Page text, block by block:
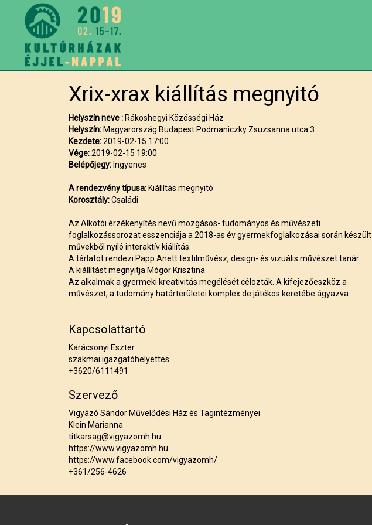
Xrix-xrax kiállítás megnyitó
Helyszín neve : Rákoshegyi Közösségi Ház
Helyszín: Magyarország Budapest Podmaniczky Zsuzsanna utca 3.
Kezdete:2019-02-15 17:00
Vége:2019-02-15 19:00
Belépőjegy: Ingyenes
A rendezvény típusa: Kiállítás megnyitó
Korosztály:Családi
Az Alkotói érzékenyítés nevű mozgásos- tudományos és művészeti
foglalkozássorozat esszenciája a 2018-as év gyermekfoglalkozásai során készült
művekből nyíló interaktív kiállítás.
A tárlatot rendezi Papp Anett textilművész, design- és vizuális művészet tanár
A kiállítást megnyitja Mógor Krisztina
Az alkalmak a gyermeki kreativitás megélését célozták. A kifejezőeszköz a
művészet, a tudomány határterületei komplex de játékos keretébe ágyazva.
Kapcsolattartó
Karácsonyi Eszter
szakmai igazgatóhelyettes
+3620/6111491
Szervező
Vigyázó Sándor Művelődési Ház és Tagintézményei
Klein Marianna
titkarsag@vigyazomh.hu
https://www.vigyazomh.hu
https://www.facebook.com/vigyazomh/
+361/256-4626